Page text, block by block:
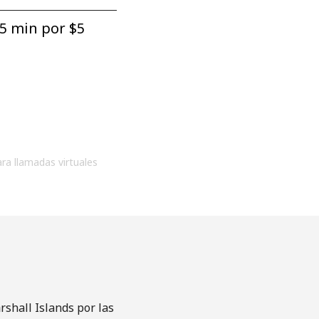
min por ⁦$5⁩
llamadas virtuales
Islands por las